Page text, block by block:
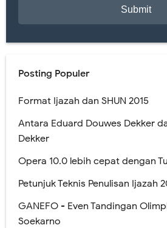
Posting Populer
Format Ijazah dan SHUN 2015
Antara Eduard Douwes Dekker
Dekker
Opera 10.0 lebih cepat dengan
Petunjuk Teknis Penulisan Ijazah
GANEFO - Even Tandingan
Soekarno